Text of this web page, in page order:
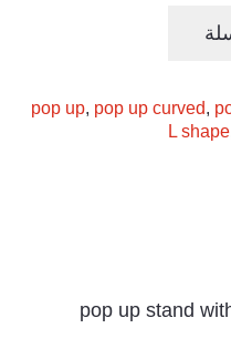
pop up, pop up curved,
L shape
pop up stand